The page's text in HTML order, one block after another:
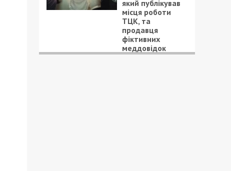
який публікував
місця роботи
ТЦК, та
продавця
фіктивних
меддовідок